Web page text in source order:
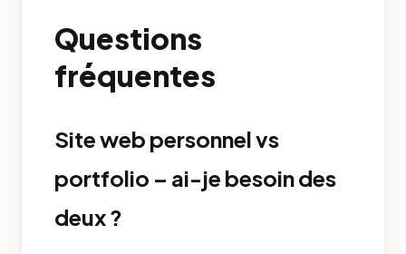
Questions
fréquentes
Site web personnel vs
portfolio – ai-je besoin des
deux ?